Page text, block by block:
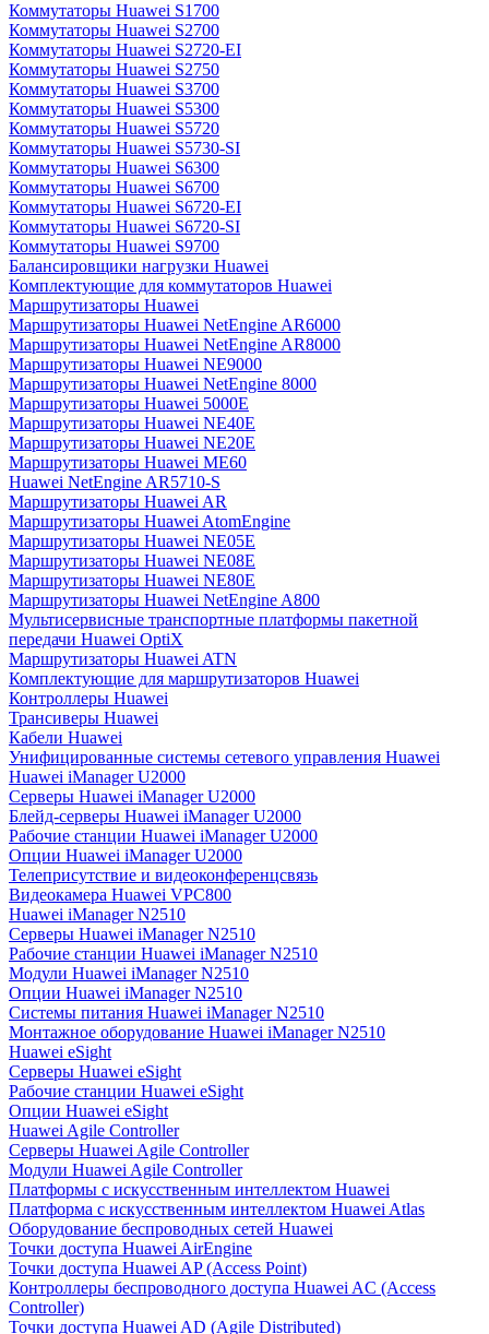
Коммутаторы Huawei S1700
Коммутаторы Huawei S2700
Коммутаторы Huawei S2720-EI
Коммутаторы Huawei S2750
Коммутаторы Huawei S3700
Коммутаторы Huawei S5300
Коммутаторы Huawei S5720
Коммутаторы Huawei S5730-SI
Коммутаторы Huawei S6300
Коммутаторы Huawei S6700
Коммутаторы Huawei S6720-EI
Коммутаторы Huawei S6720-SI
Коммутаторы Huawei S9700
Балансировщики нагрузки Huawei
Комплектующие для коммутаторов Huawei
Маршрутизаторы Huawei
Маршрутизаторы Huawei NetEngine AR6000
Маршрутизаторы Huawei NetEngine AR8000
Маршрутизаторы Huawei NE9000
Маршрутизаторы Huawei NetEngine 8000
Маршрутизаторы Huawei 5000E
Маршрутизаторы Huawei NE40E
Маршрутизаторы Huawei NE20E
Маршрутизаторы Huawei ME60
Huawei NetEngine AR5710-S
Маршрутизаторы Huawei AR
Маршрутизаторы Huawei AtomEngine
Маршрутизаторы Huawei NE05E
Маршрутизаторы Huawei NE08E
Маршрутизаторы Huawei NE80E
Маршрутизаторы Huawei NetEngine A800
Мультисервисные транспортные платформы пакетной
передачи Huawei OptiX
Маршрутизаторы Huawei ATN
Комплектующие для маршрутизаторов Huawei
Контроллеры Huawei
Трансиверы Huawei
Кабели Huawei
Унифицированные системы сетевого управления Huawei
Huawei iManager U2000
Серверы Huawei iManager U2000
Блейд-серверы Huawei iManager U2000
Рабочие станции Huawei iManager U2000
Опции Huawei iManager U2000
Телеприсутствие и видеоконференцсвязь
Видеокамера Huawei VPC800
Huawei iManager N2510
Серверы Huawei iManager N2510
Рабочие станции Huawei iManager N2510
Модули Huawei iManager N2510
Опции Huawei iManager N2510
Системы питания Huawei iManager N2510
Монтажное оборудование Huawei iManager N2510
Huawei eSight
Серверы Huawei eSight
Рабочие станции Huawei eSight
Опции Huawei eSight
Huawei Agile Controller
Серверы Huawei Agile Controller
Модули Huawei Agile Controller
Платформы с искусственным интеллектом Huawei
Платформа с искусственным интеллектом Huawei Atlas
Оборудование беспроводных сетей Huawei
Точки доступа Huawei AirEngine
Точки доступа Huawei AP (Access Point)
Контроллеры беспроводного доступа Huawei AC (Access
Controller)
Точки доступа Huawei AD (Agile Distributed)